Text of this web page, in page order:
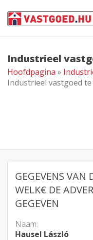
Industrieel
Hoofdpagina »
Industrieel vastgoed
GEGEVENS VAN
WELK€ DE
GEGEVEN
Naam:
Hausel László